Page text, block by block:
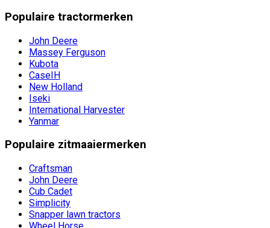
Populaire tractormerken
John Deere
Massey Ferguson
Kubota
CaseIH
New Holland
Iseki
International Harvester
Yanmar
Populaire zitmaaiermerken
Craftsman
John Deere
Cub Cadet
Simplicity
Snapper lawn tractors